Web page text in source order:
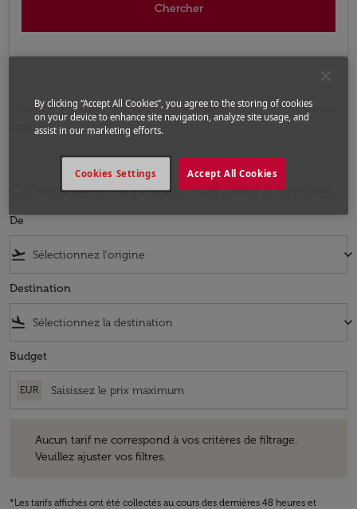
Chercher
Accueil Vols Vols pour Royaume-Uni
Vols pour
Londres
Offres de vols populaires vers Londres
De
flight_takeoff keyboard_arrow_down
Destination
flight_land keyboard_arrow_down
Budget
EUR
Aucun tarif ne correspond à vos critères de filtrage.
Veuillez ajuster vos filtres.
*Les tarifs affichés ont été collectés au cours des dernières 48 heures et
By clicking “Accept All Cookies”, you agree to the storing of cookies
on your device to enhance site navigation, analyze site usage, and
assist in our marketing efforts.
Accept All Cookies
Cookies Settings